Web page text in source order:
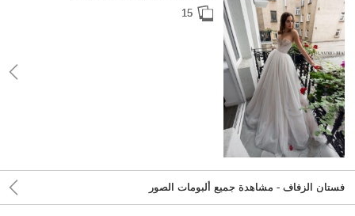
15
فستان الزفاف - مشاهدة جميع ألبومات الصور